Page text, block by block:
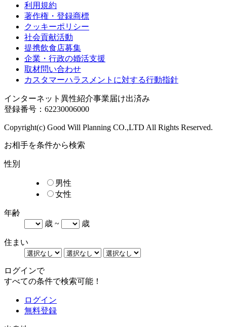
利用規約
著作権・登録商標
クッキーポリシー
社会貢献活動
提携飲食店募集
企業・行政の婚活支援
取材問い合わせ
カスタマーハラスメントに対する行動指針
インターネット異性紹介事業届け出済み
登録番号：62230006000
Copyright(c) Good Will Planning CO.,LTD All Rights Reserved.
お相手を条件から検索
性別
男性
女性
年齢
歳 ~
歳
住まい
ログインで
すべての条件で検索可能！
ログイン
無料登録